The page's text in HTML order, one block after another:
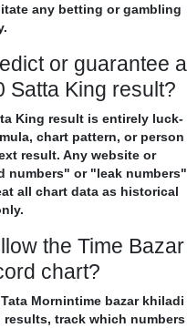
any betting or gambling
or guarantee a
Satta King result?
King result is entirely luck-
chart pattern, or person
result. Any website or
numbers" or "leak numbers"
all chart data as historical
the Time Bazar
chart?
Mornintime bazar khiladi
track which numbers